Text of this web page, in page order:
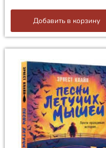
Добавить в корзину